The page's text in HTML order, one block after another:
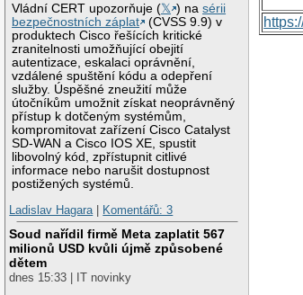
Vládní CERT upozorňuje (𝕏 ) nasérii
bezpečnostních záplat
(CVSS 9.9) v
produktech Cisco řešících kritické
zranitelnosti umožňující obejití
autentizace, eskalaci oprávnění,
vzdálené spuštění kódu a odepření
služby. Úspěšné zneužití může
útočníkům umožnit získat neoprávněný
přístup k dotčeným systémům,
kompromitovat zařízení Cisco Catalyst
SD-WAN a Cisco IOS XE, spustit
libovolný kód, zpřístupnit citlivé
informace nebo narušit dostupnost
postižených systémů.
Ladislav Hagara| Komentářů: 3
Soud nařídil firmě Meta zaplatit 567
milionů USD kvůli újmě způsobené
dětem
dnes 15:33 | IT novinky